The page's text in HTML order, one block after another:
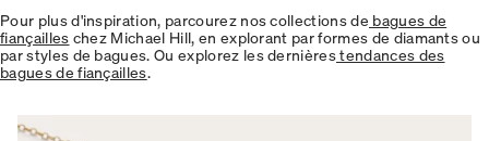
Pour plus d'inspiration, parcourez nos collections de bagues de
fiançailles chez Michael Hill, en explorant par formes de diamants ou
par styles de bagues. Ou explorez les dernièrestendances des
bagues de fiançailles.